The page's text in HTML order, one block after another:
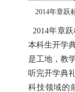
2014年章跃
2014年章
本科生开学
是工地，教
听完开学典
科技领域的